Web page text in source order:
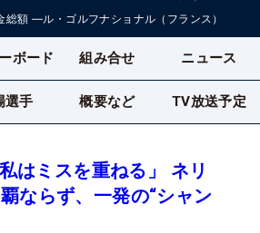
総額 ―ル・ゴルフナショナル（フランス）
ボード 組み合せ ニュース
選手 概要など TV放送予定
はミスを重ねる」 ネリ
ならず、一発の“シャン